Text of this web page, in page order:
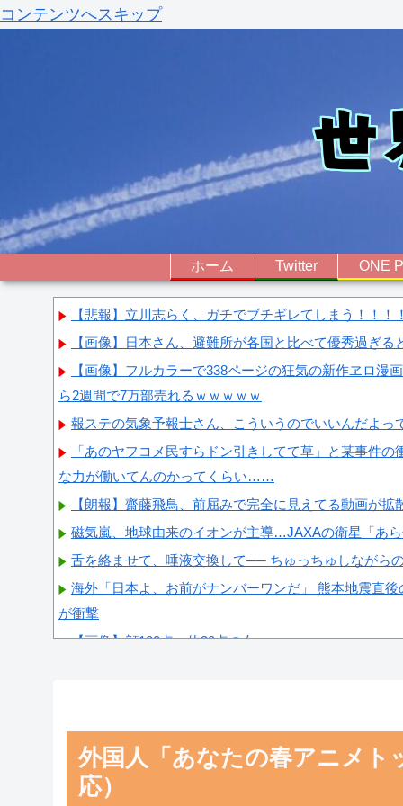
コンテンツへスキップ
ホーム Twitter ONE
【悲報】立川志らく、ガチでブチギレてしまう！！！
【画像】日本さん、避難所が各国と比べて優秀過ぎる
【画像】フルカラーで338ページの狂気の新作ヱロ漫
ら2週間で7万部売れるｗｗｗｗｗ
報ステの気象予報士さん、こういうのでいいんだよっ
「あのヤフコメ民すらドン引きしてて草」と某事件
な力が働いてんのかってくらい……
【朗報】齋藤飛鳥、前屈みで完全に見えてる動画が
磁気嵐、地球由来のイオンが主導…JAXAの衛星「あ
舌を絡ませて、唾液交換して── ちゅっちゅしながら
海外「日本よ、お前がナンバーワンだ」 熊本地震直
が衝撃
【画像】顔100点、体30点の女ｗｗｗ
Powered by livedoor 相互RSS
外国人「あなたの春アニメト
応）